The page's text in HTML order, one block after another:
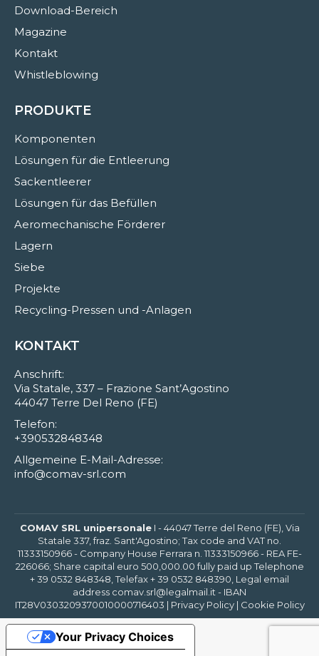
Download-Bereich
Magazine
Kontakt
Whistleblowing
PRODUKTE
Komponenten
Lösungen für die Entleerung
Sackentleerer
Lösungen für das Befüllen
Aeromechanische Förderer
Lagern
Siebe
Projekte
Recycling-Pressen und -Anlagen
KONTAKT
Anschrift:
Via Statale, 337 – Frazione Sant’Agostino
44047 Terre Del Reno (FE)
Telefon:
+390532848348
Allgemeine E-Mail-Adresse:
info@comav-srl.com
COMAV SRL unipersonaleI - 44047 Terre del Reno (FE), Via
Statale 337, fraz. Sant'Agostino; Tax code and VAT no.
11333150966 - Company House Ferrara n. 11333150966 - REA FE-
226066; Share capital euro 500,000.00 fully paid up Telephone
+ 39 0532 848348, Telefax + 39 0532 848390, Legal email
address comav.srl@legalmail.it - IBAN
IT28V0303209370010000716403 | Privacy Policy| Cookie Policy
Your Privacy Choices